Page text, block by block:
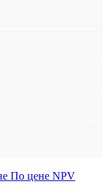
По цене NPV